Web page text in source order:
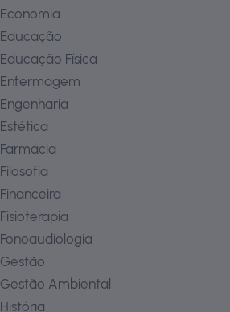
Economia
Educação
Educação Física
Enfermagem
Engenharia
Estética
Farmácia
Filosofia
Financeira
Fisioterapia
Fonoaudiologia
Gestão
Gestão Ambiental
História